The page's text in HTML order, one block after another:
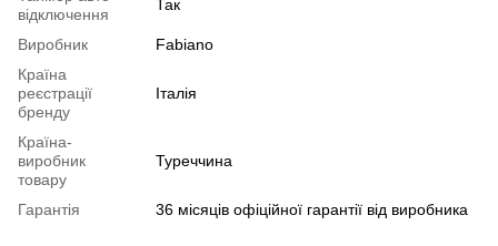
відключення
Так
Виробник
Fabiano
Країна
реєстрації
бренду
Італія
Країна-
виробник
товару
Туреччина
Гарантія 36 місяців офіційної гарантії від виробника